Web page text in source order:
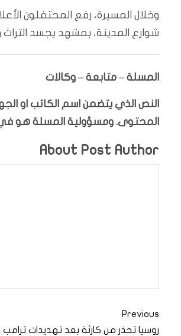
وخلال المسيرة، رفع المحتفلون
شوارع المدينة، بمشهد يجسد التراث
المسلة – متابعة – وكالات
النص الذي يتضمن اسم الكاتب او
المحتوى. ومسؤولية المسلة هو في
About Post Author
Previous
روسيا تحذر من كارثة بعد تهديدات